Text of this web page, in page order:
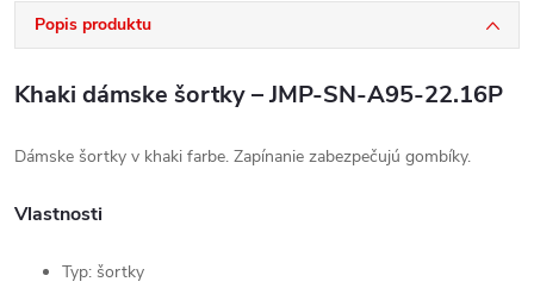
Popis produktu
Khaki dámske šortky – JMP-SN-A95-22.16P
Dámske šortky v khaki farbe. Zapínanie zabezpečujú gombíky.
Vlastnosti
Typ: šortky